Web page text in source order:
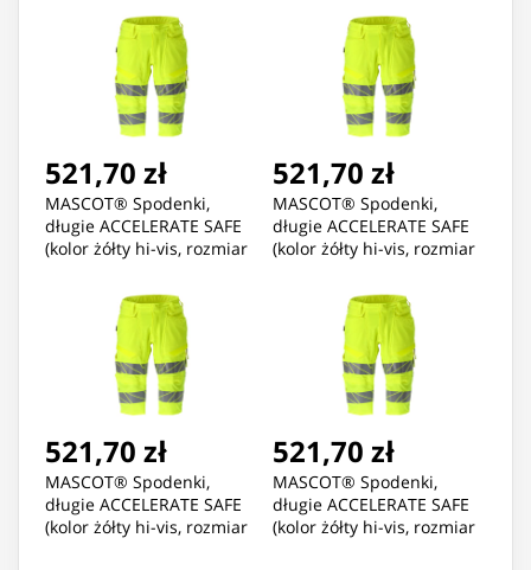
521,70 zł
MASCOT® Spodenki,
długie ACCELERATE SAFE
(kolor żółty hi-vis, rozmiar
521,70 zł
MASCOT® Spodenki,
długie ACCELERATE SAFE
(kolor żółty hi-vis, rozmiar
521,70 zł
MASCOT® Spodenki,
długie ACCELERATE SAFE
(kolor żółty hi-vis, rozmiar
521,70 zł
MASCOT® Spodenki,
długie ACCELERATE SAFE
(kolor żółty hi-vis, rozmiar